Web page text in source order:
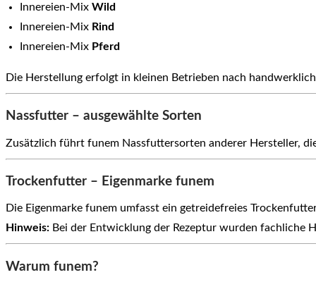
Innereien-Mix Wild
Innereien-Mix Rind
Innereien-Mix Pferd
Die Herstellung erfolgt in kleinen Betrieben nach
Nassfutter – ausgewählte Sorten
Zusätzlich führt funem Nassfuttersorten anderer Hersteller,
Trockenfutter – Eigenmarke funem
Die Eigenmarke funem umfasst ein getreidefreies
Hinweis: Bei der Entwicklung der Rezeptur wurden fachliche
Warum funem?